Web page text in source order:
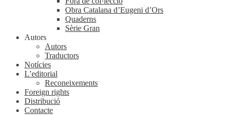
Obra Catalana d’Eugeni d’Ors
Quaderns
Sèrie Gran
Autors
Autors
Traductors
Notícies
L’editorial
Reconeixements
Foreign rights
Distribució
Contacte